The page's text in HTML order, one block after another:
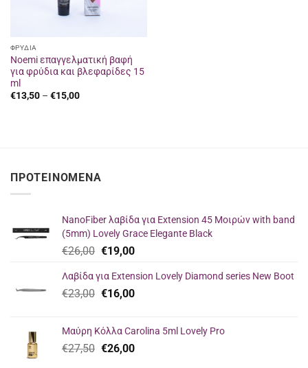
ΦΡΥΔΙΑ
Noemi επαγγελματική βαφή
για φρύδια και βλεφαρίδες 15
ml
€13,50 – €15,00Price
ΠΡΟΤΕΙΝΌΜΕΝΑ
NanoFiber λαβίδα για Extension 45 Μοιρών with band
(5mm) Lovely Grace Elegante Black
€26,00 Original
was:
€26,00.
€19,00Η
τιμή
είναι:
Λαβίδα για Extension Lovely Diamond series New Boot
€23,00 Original
€23,00.
€16,00Η
είναι:
€16,00.
Μαύρη Κόλλα Carolina 5ml Lovely Pro
€27,50 Original
€26,00Η